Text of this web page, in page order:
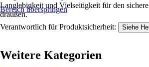
Langlebigkeit und Vielseitigkeit für den
draußen.
Bereich überspringen
Verantwortlich für Produktsicherheit: Siehe
Weitere Kategorien